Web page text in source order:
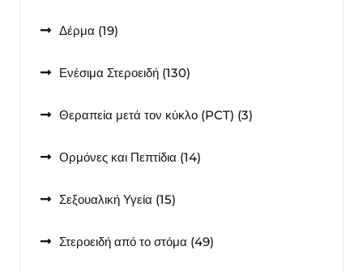
Δέρμα 1919
Ενέσιμα Στεροειδή 130130
Θεραπεία μετά τον κύκλο (PCT) 33
Ορμόνες και Πεπτίδια 1414
Σεξουαλική Υγεία 1515
Στεροειδή από το στόμα 4949